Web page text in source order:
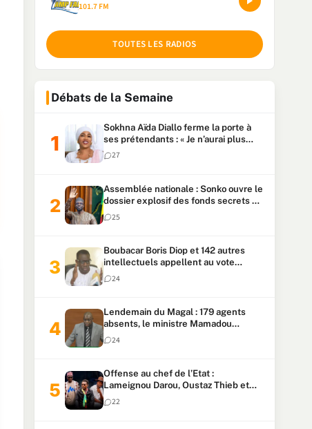
101.7 FM
TOUTES LES RADIOS
Débats de la Semaine
Sokhna Aïda Diallo ferme la porte à
ses prétendants : « Je n’aurai plus
jamais un autre mari »
27
Assemblée nationale : Sonko ouvre le
dossier explosif des fonds secrets et
du patrimoine présidentiel
25
Boubacar Boris Diop et 142 autres
intellectuels appellent au vote
urgent de la révision
constitutionnelle
24
Lendemain du Magal : 179 agents
absents, le ministre Mamadou
Lamine Dianté exige des explications
24
Offense au chef de l’Etat :
Lameignou Darou, Oustaz Thieb et
Ndiaye Touba lourdement
condamnés
22